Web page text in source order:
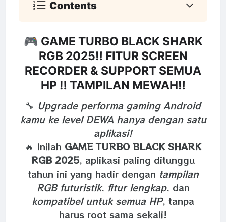
Contents
🎮 GAME TURBO BLACK SHARK
RGB 2025‼️ FITUR SCREEN
RECORDER & SUPPORT SEMUA
HP ‼️ TAMPILAN MEWAH‼️
🔧 Upgrade performa gaming Android
kamu ke level DEWA hanya dengan satu
aplikasi!
🔥 Inilah GAME TURBO BLACK SHARK
RGB 2025, aplikasi paling ditunggu
tahun ini yang hadir dengan tampilan
RGB futuristik, fitur lengkap, dan
kompatibel untuk semua HP, tanpa
harus root sama sekali!